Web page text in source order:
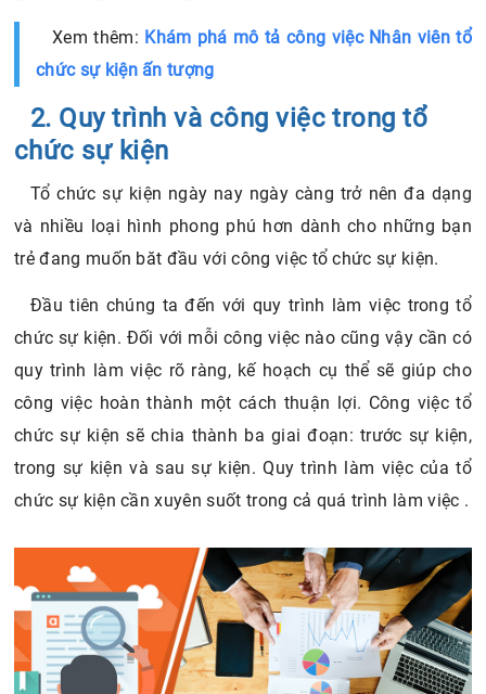
Xem thêm: Khám phá mô tả công việc Nhân viên tổ
chức sự kiện ấn tượng
2. Quy trình và công việc trong tổ
chức sự kiện
Tổ chức sự kiện ngày nay ngày càng trở nên đa dạng
và nhiều loại hình phong phú hơn dành cho những bạn
trẻ đang muốn băt đầu với công việc tổ chức sự kiện.
Đầu tiên chúng ta đến với quy trình làm việc trong tổ
chức sự kiện. Đối với mỗi công việc nào cũng vậy cần có
quy trình làm việc rõ ràng, kế hoạch cụ thể sẽ giúp cho
công việc hoàn thành một cách thuận lợi. Công việc tổ
chức sự kiện sẽ chia thành ba giai đoạn: trước sự kiện,
trong sự kiện và sau sự kiện. Quy trình làm việc của tổ
chức sự kiện cần xuyên suốt trong cả quá trình làm việc .